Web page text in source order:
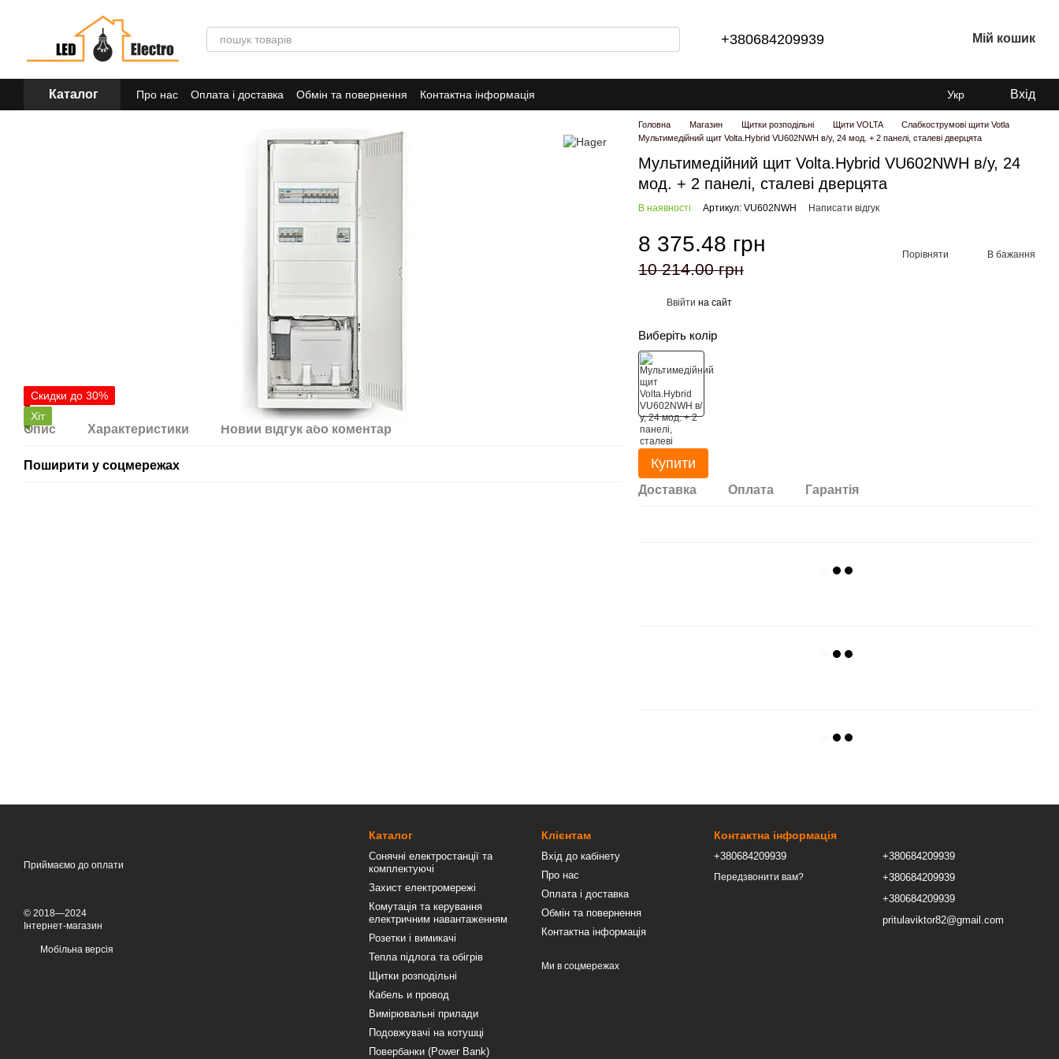
+380684209939 Мій кошик
Каталог Про нас Оплата і доставка Обмін та повернення Контактна інформація Укр Вхід
Скидки до 30%
Хіт
Опис Характеристики Новий відгук або коментар
Поширити у соцмережах
Головна Магазин Щитки розподільні Щити VOLTA
Слабкострумові щити Votla
Мультимедійний щит Volta.Hybrid VU602NWH в/у, 24 мод. + 2 панелі, сталеві дверцята
Мультимедійний щит Volta.Hybrid VU602NWH в/у, 24
мод. + 2 панелі, сталеві дверцята
В наявності Артикул: VU602NWH Написати відгук
8 375.48 грн
10 214.00 грн
Порівняти В бажання
Ввійти на сайт
Виберіть колір
Купити
Доставка Оплата Гарантія
Приймаємо до оплати
© 2018—2024
Інтернет-магазин
Мобільна версія
Каталог
Сонячні електростанції та
комплектуючі
Захист електромережі
Комутація та керування
електричним навантаженням
Розетки і вимикачі
Тепла підлога та обігрів
Щитки розподільні
Кабель и провод
Вимірювальні прилади
Подовжувачі на котушці
Повербанки (Power Bank)
Клієнтам
Вхід до кабінету
Про нас
Оплата і доставка
Обмін та повернення
Контактна інформація
Ми в соцмережах
Контактна інформація
+380684209939
Передзвонити вам?
+380684209939
+380684209939
+380684209939
pritulaviktor82@gmail.com